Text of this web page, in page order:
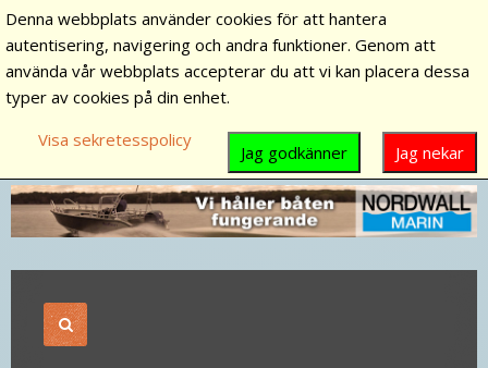
Denna webbplats använder cookies för att hantera
autentisering, navigering och andra funktioner. Genom att
använda vår webbplats accepterar du att vi kan placera dessa
typer av cookies på din enhet.
Visa sekretesspolicy
Jag nekar
Jag godkänner